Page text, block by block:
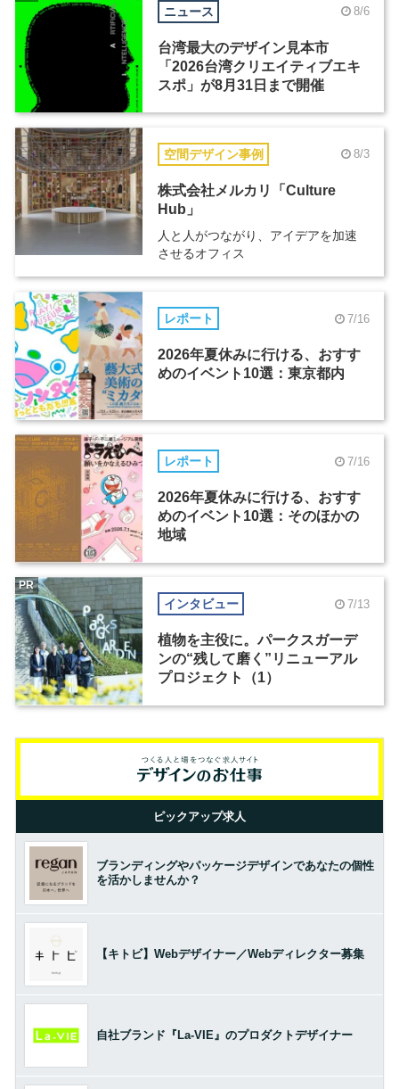
ニュース 8/6
台湾最大のデザイン見本市
「2026台湾クリエイティブエキ
スポ」が8月31日まで開催
空間デザイン事例 8/3
株式会社メルカリ「Culture
Hub」
人と人がつながり、アイデアを加速
させるオフィス
レポート 7/16
2026年夏休みに行ける、おすす
めのイベント10選：東京都内
レポート 7/16
2026年夏休みに行ける、おすす
めのイベント10選：そのほかの
地域
インタビュー 7/13
植物を主役に。パークスガーデ
ンの“残して磨く”リニューアル
プロジェクト（1）
PR
ピックアップ求人
ブランディングやパッケージデザインであなたの個性
を活かしませんか？
【キトビ】Webデザイナー／Webディレクター募集
自社ブランド『La-VIE』のプロダクトデザイナー